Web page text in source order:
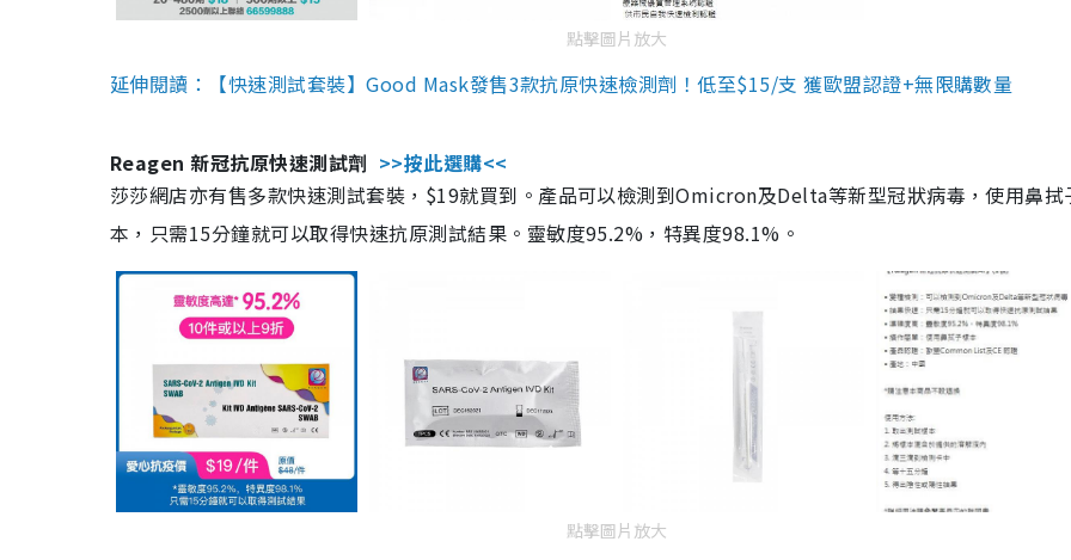
點擊圖片放大
延伸閱讀：【快速測試套裝】Good Mask發售3款抗原快速檢測劑！低至$15/支 獲歐盟認證+無限購數量
Reagen 新冠抗原快速測試劑 >>按此選購<<
莎莎網店亦有售多款快速測試套裝，$19就買到。產品可以檢測到Omicron及Delta等新型冠狀病毒，使用鼻拭
本，只需15分鐘就可以取得快速抗原測試結果。靈敏度95.2%，特異度98.1%。
點擊圖片放大